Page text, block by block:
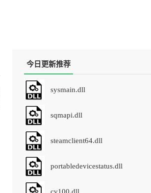
今日更新推荐
sysmain.dll
sqmapi.dll
steamclient64.dll
portabledevicestatus.dll